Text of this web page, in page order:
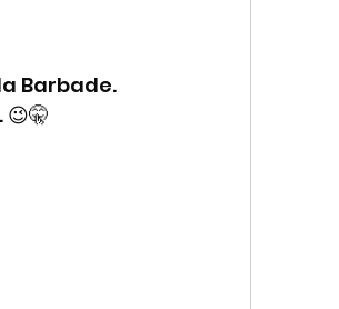
Barbade.